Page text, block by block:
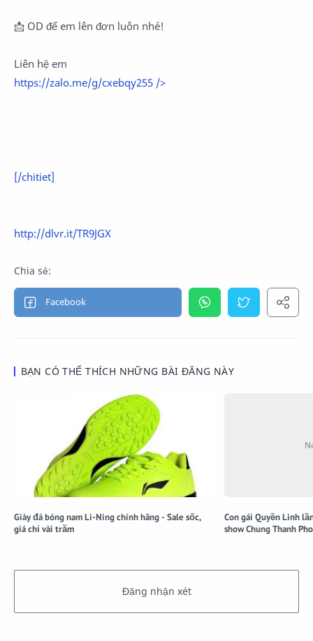
📩 OD để em lên đơn luôn nhé!
Liên hệ em
https://zalo.me/g/cxebqy255 />
[/chitiet]
http://dlvr.it/TR9JGX
BẠN CÓ THỂ THÍCH NHỮNG BÀI ĐĂNG NÀY
Giày đá bóng nam Li-Ning chính hãng - Sale sốc,
giá chỉ vài trăm
Con gái Quyền Linh
show Chung Thanh